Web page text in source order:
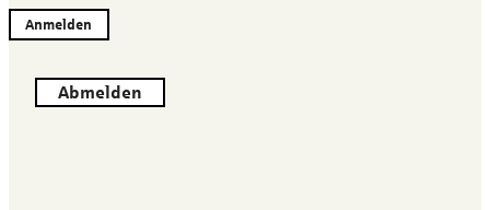
Anmelden
Abmelden